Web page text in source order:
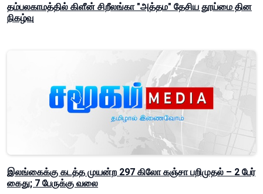
தம்பலகாமத்தில் கிளீன் சிறீலங்கா "அத்தம" தேசிய தூய்மை தின
நிகழ்வு
இலங்கைக்கு கடத்த முயன்ற 297 கிலோ கஞ்சா பறிமுதல் – 2 பேர்
கைது; 7 பேருக்கு வலை